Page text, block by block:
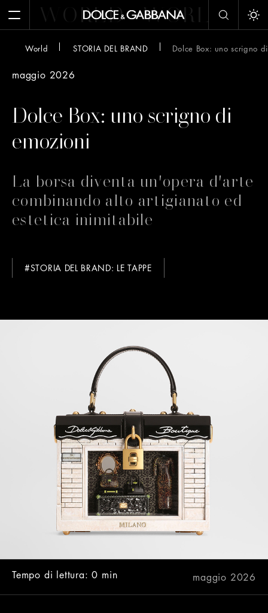
Apri il menuWORLD WORLD
World STORIA DEL BRAND Dolce Box: uno scrigno
maggio 2026
Dolce Box: uno scrigno di
emozioni
La borsa diventa un'opera d'arte
combinando alto artigianato ed
estetica inimitabile
#STORIA DEL BRAND: LE TAPPE
maggio 2026
Tempo di lettura: 0 min